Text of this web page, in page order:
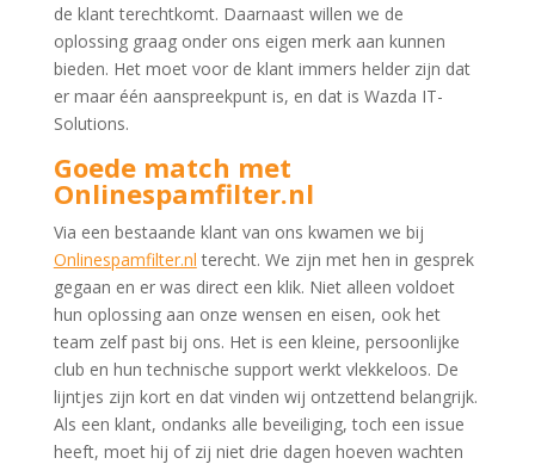
de klant terechtkomt. Daarnaast willen we de
oplossing graag onder ons eigen merk aan kunnen
bieden. Het moet voor de klant immers helder zijn dat
er maar één aanspreekpunt is, en dat is Wazda IT-
Solutions.
Goede match met
Onlinespamfilter.nl
Via een bestaande klant van ons kwamen we bij
Onlinespamfilter.nl terecht. We zijn met hen in gesprek
gegaan en er was direct een klik. Niet alleen voldoet
hun oplossing aan onze wensen en eisen, ook het
team zelf past bij ons. Het is een kleine, persoonlijke
club en hun technische support werkt vlekkeloos. De
lijntjes zijn kort en dat vinden wij ontzettend belangrijk.
Als een klant, ondanks alle beveiliging, toch een issue
heeft, moet hij of zij niet drie dagen hoeven wachten